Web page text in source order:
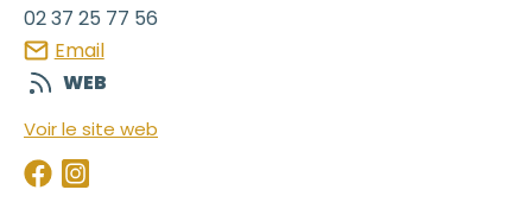
02 37 25 77 56
Email
WEB
Voir le site web